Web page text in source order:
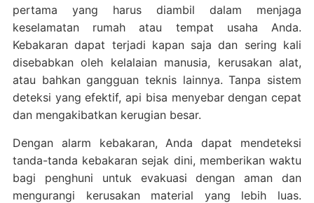
pertama yang harus diambil dalam menjaga
keselamatan rumah atau tempat usaha Anda.
Kebakaran dapat terjadi kapan saja dan sering kali
disebabkan oleh kelalaian manusia, kerusakan alat,
atau bahkan gangguan teknis lainnya. Tanpa sistem
deteksi yang efektif, api bisa menyebar dengan cepat
dan mengakibatkan kerugian besar.
Dengan alarm kebakaran, Anda dapat mendeteksi
tanda-tanda kebakaran sejak dini, memberikan waktu
bagi penghuni untuk evakuasi dengan aman dan
mengurangi kerusakan material yang lebih luas.